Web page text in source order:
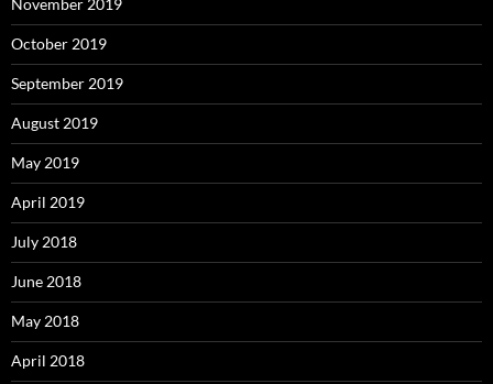
November 2019
October 2019
September 2019
August 2019
May 2019
April 2019
July 2018
June 2018
May 2018
April 2018